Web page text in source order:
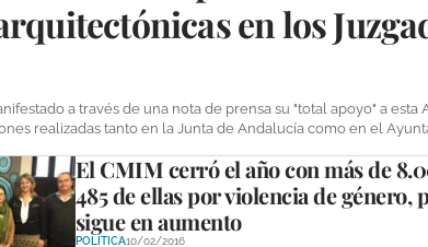
en los
a través de una nota de prensa su "total apoyo" a esta
realizadas tanto en la Junta de Andalucía como en el
El CMIM cerró el año con más de
485 de ellas por violencia de género,
sigue en aumento
POLÍTICA10/02/2016